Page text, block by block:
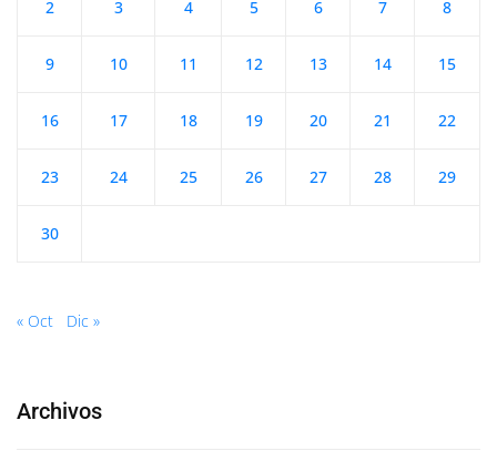
2 3 4 5 6 7 8
9 10 11 12 13 14 15
16 17 18 19 20 21 22
23 24 25 26 27 28 29
30
« Oct Dic »
Archivos